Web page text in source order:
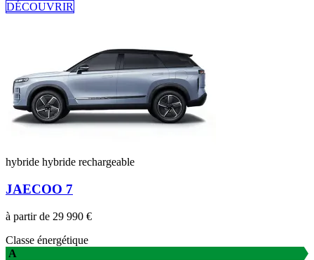
DÉCOUVRIR
hybride hybride rechargeable
JAECOO 7
à partir de 29 990 €
Classe énergétique
A